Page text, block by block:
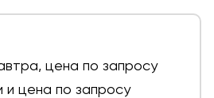
цена по запросу
и цена по запросу